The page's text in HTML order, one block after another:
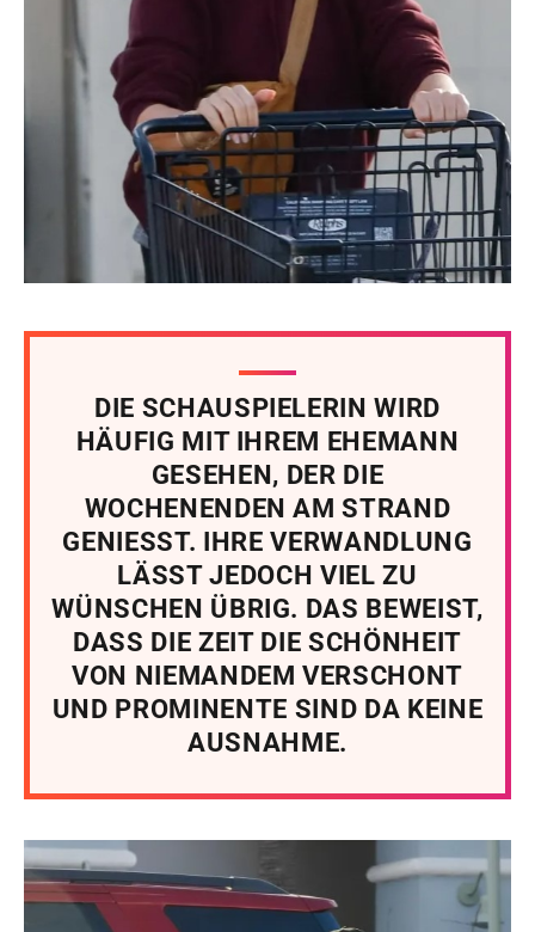
DIE SCHAUSPIELERIN WIRD
HÄUFIG MIT IHREM EHEMANN
GESEHEN, DER DIE
WOCHENENDEN AM STRAND
GENIESST. IHRE VERWANDLUNG
LÄSST JEDOCH VIEL ZU
WÜNSCHEN ÜBRIG. DAS BEWEIST,
DASS DIE ZEIT DIE SCHÖNHEIT
VON NIEMANDEM VERSCHONT
UND PROMINENTE SIND DA KEINE
AUSNAHME.